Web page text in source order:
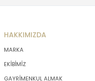
HAKKIMIZDA
MARKA
EKİBİMİZ
GAYRİMENKUL ALMAK